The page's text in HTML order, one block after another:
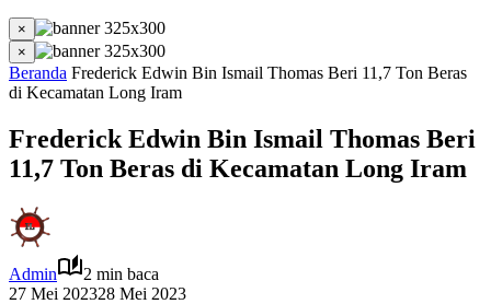
×
×
Beranda Frederick Edwin Bin Ismail Thomas Beri 11,7 Ton Beras
di Kecamatan Long Iram
Frederick Edwin Bin Ismail Thomas Beri
11,7 Ton Beras di Kecamatan Long Iram
Admin
2 min baca
27 Mei 202328 Mei 2023